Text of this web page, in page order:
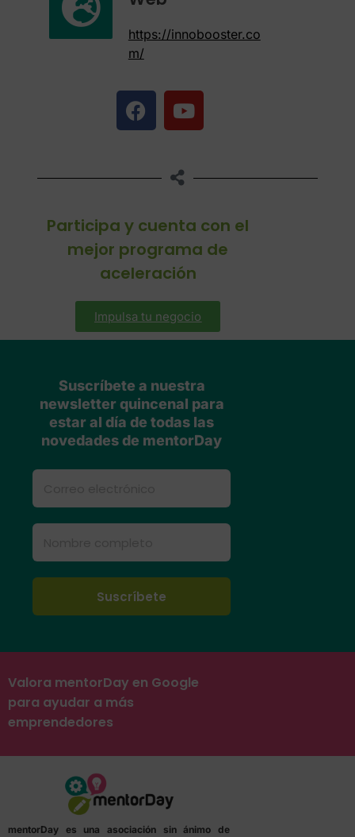
https://innobooster.co
m/
Participa y cuenta con el
mejor programa de
aceleración
Impulsa tu negocio
Suscríbete a nuestra
newsletter quincenal para
estar al día de todas las
novedades de mentorDay
Valora mentorDay en Google
para ayudar a más
emprendedores
mentorDay es una asociación sin ánimo de